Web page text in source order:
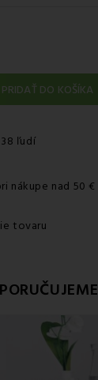
PRIDAŤ DO KOŠÍKA
ľudí
nákupe nad 50 €
tovaru